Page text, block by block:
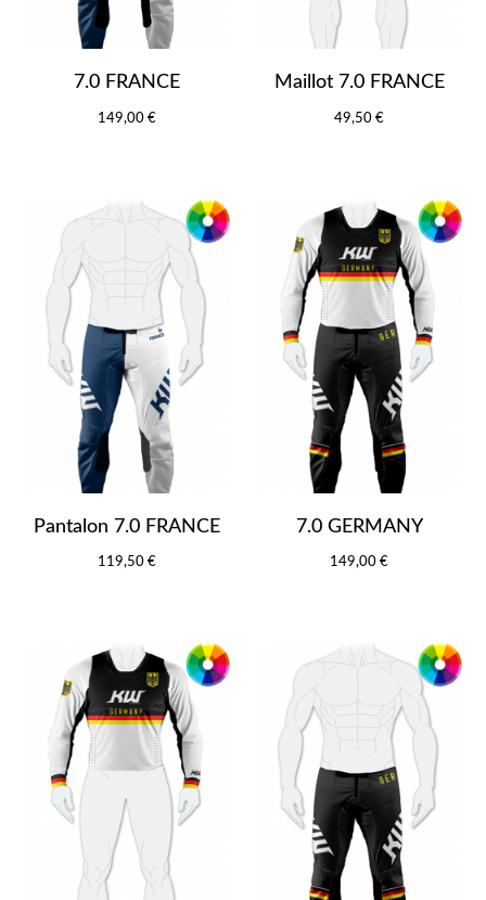
7.0 FRANCE
149,00 €
Maillot 7.0 FRANCE
49,50 €
Pantalon 7.0 FRANCE
119,50 €
7.0 GERMANY
149,00 €